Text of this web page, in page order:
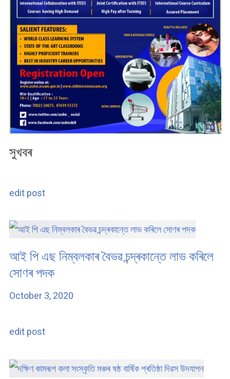
সুখবৰ
edit post
আই পি এছ নিম্বলকাৰ বৈভৱ চন্দ্ৰকান্তে লাভ কৰিলে
সোণৰ পদক
October 3, 2020
edit post